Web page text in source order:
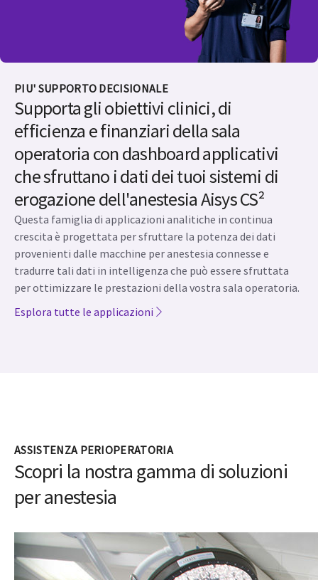
PIU' SUPPORTO DECISIONALE
Supporta gli obiettivi clinici, di
efficienza e finanziari della sala
operatoria con dashboard applicativi
che sfruttano i dati dei tuoi sistemi di
Esplora tutte le applicazioni